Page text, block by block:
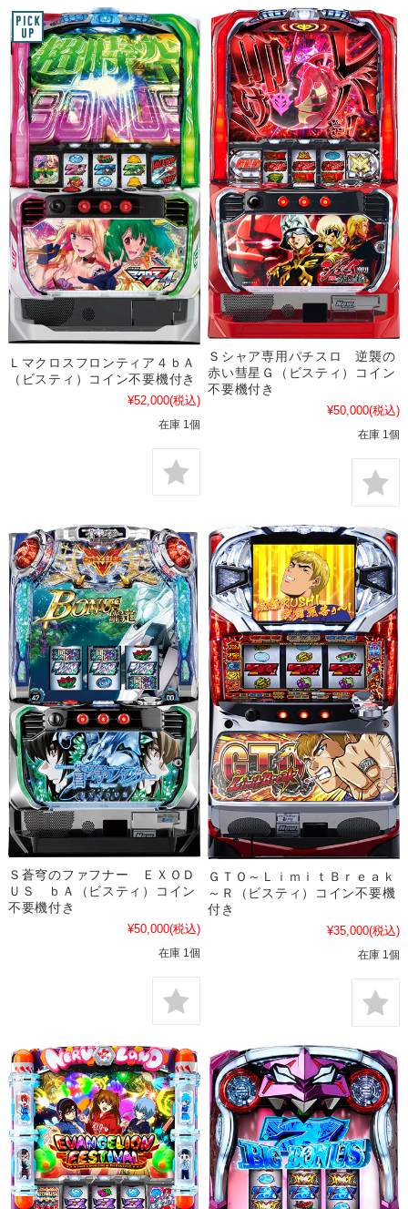
Ｌマクロスフロンティア４ｂＡ
（ビスティ）コイン不要機付き
¥52,000(税込)
在庫 1個
Ｓシャア専用パチスロ 逆襲の
赤い彗星Ｇ（ビスティ）コイン
不要機付き
¥50,000(税込)
在庫 1個
Ｓ蒼穹のファフナー ＥＸＯＤ
ＵＳ ｂＡ（ビスティ）コイン
不要機付き
¥50,000(税込)
在庫 1個
ＧＴＯ～ＬｉｍｉｔＢｒｅａｋ
～Ｒ（ビスティ）コイン不要機
付き
¥35,000(税込)
在庫 1個